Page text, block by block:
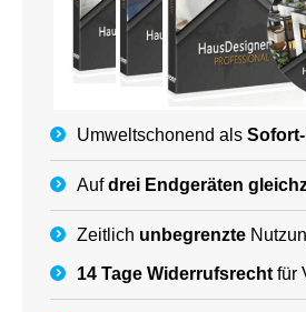
Umweltschonend als
Aufdrei Endgeräten
Zeitlich unbegrenzte
14 Tage Widerrufsrecht für